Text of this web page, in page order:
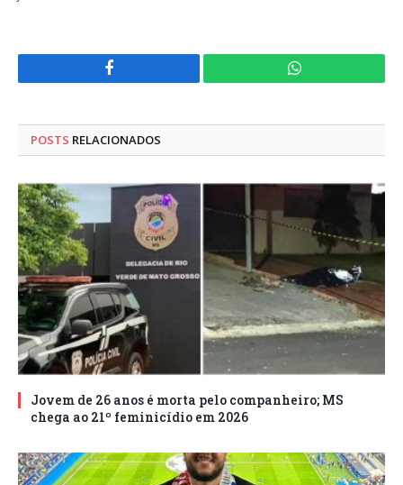
Facebook WhatsApp
POSTS RELACIONADOS
Jovem de 26 anos é morta pelo companheiro; MS
chega ao 21º feminicídio em 2026